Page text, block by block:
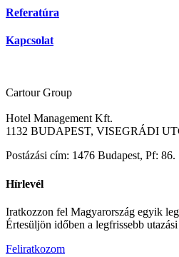
Referatúra
Kapcsolat
Cartour Group
Hotel Management Kft.
1132 BUDAPEST, VISEGRÁDI
Postázási cím: 1476 Budapest, Pf: 86.
Hírlevél
Iratkozzon fel Magyarország egyik
Értesüljön időben a legfrissebb
Feliratkozom